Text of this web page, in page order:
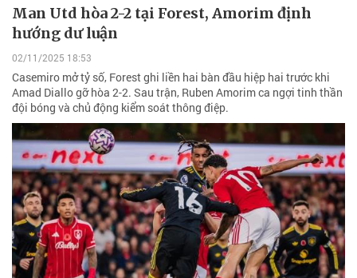
Man Utd hòa 2-2 tại Forest, Amorim định
hướng dư luận
02/11/2025 18:53
Casemiro mở tỷ số, Forest ghi liền hai bàn đầu hiệp hai trước khi
Amad Diallo gỡ hòa 2-2. Sau trận, Ruben Amorim ca ngợi tinh thần
đội bóng và chủ động kiểm soát thông điệp.